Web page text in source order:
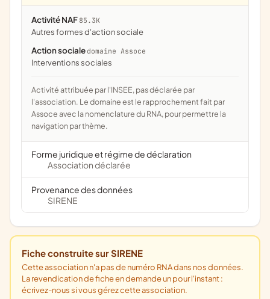
Activité NAF 85.3K
Autres formes d'action sociale
Action sociale domaine Assoce
interventions sociales
Activité attribuée par l'INSEE, pas déclarée par
l'association. Le domaine est le rapprochement fait par
Assoce avec la nomenclature du RNA, pour permettre la
navigation par thème.
Forme juridique et régime de déclaration
Association déclarée
Provenance des données
SIRENE
Fiche construite sur SIRENE
Cette association n'a pas de numéro RNA dans nos données.
La revendication de fiche en demande un pour l'instant :
écrivez-nous si vous gérez cette association.